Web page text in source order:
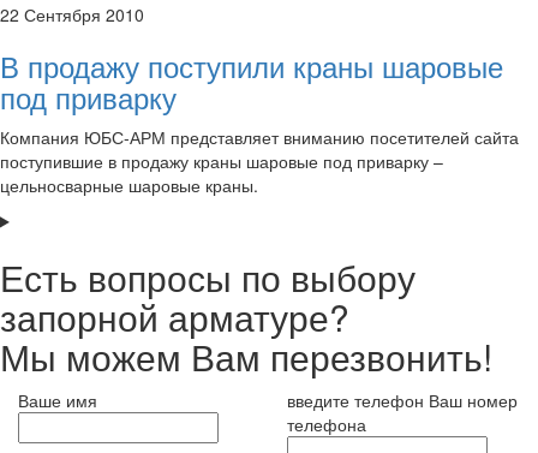
22 Сентября 2010
В продажу поступили краны шаровые
под приварку
Компания ЮБС-АРМ представляет вниманию посетителей сайта
поступившие в продажу краны шаровые под приварку –
цельносварные шаровые краны.
Есть вопросы по выбору
запорной арматуре?
Мы можем Вам перезвонить!
Ваше имя введите телефон Ваш номер
телефона